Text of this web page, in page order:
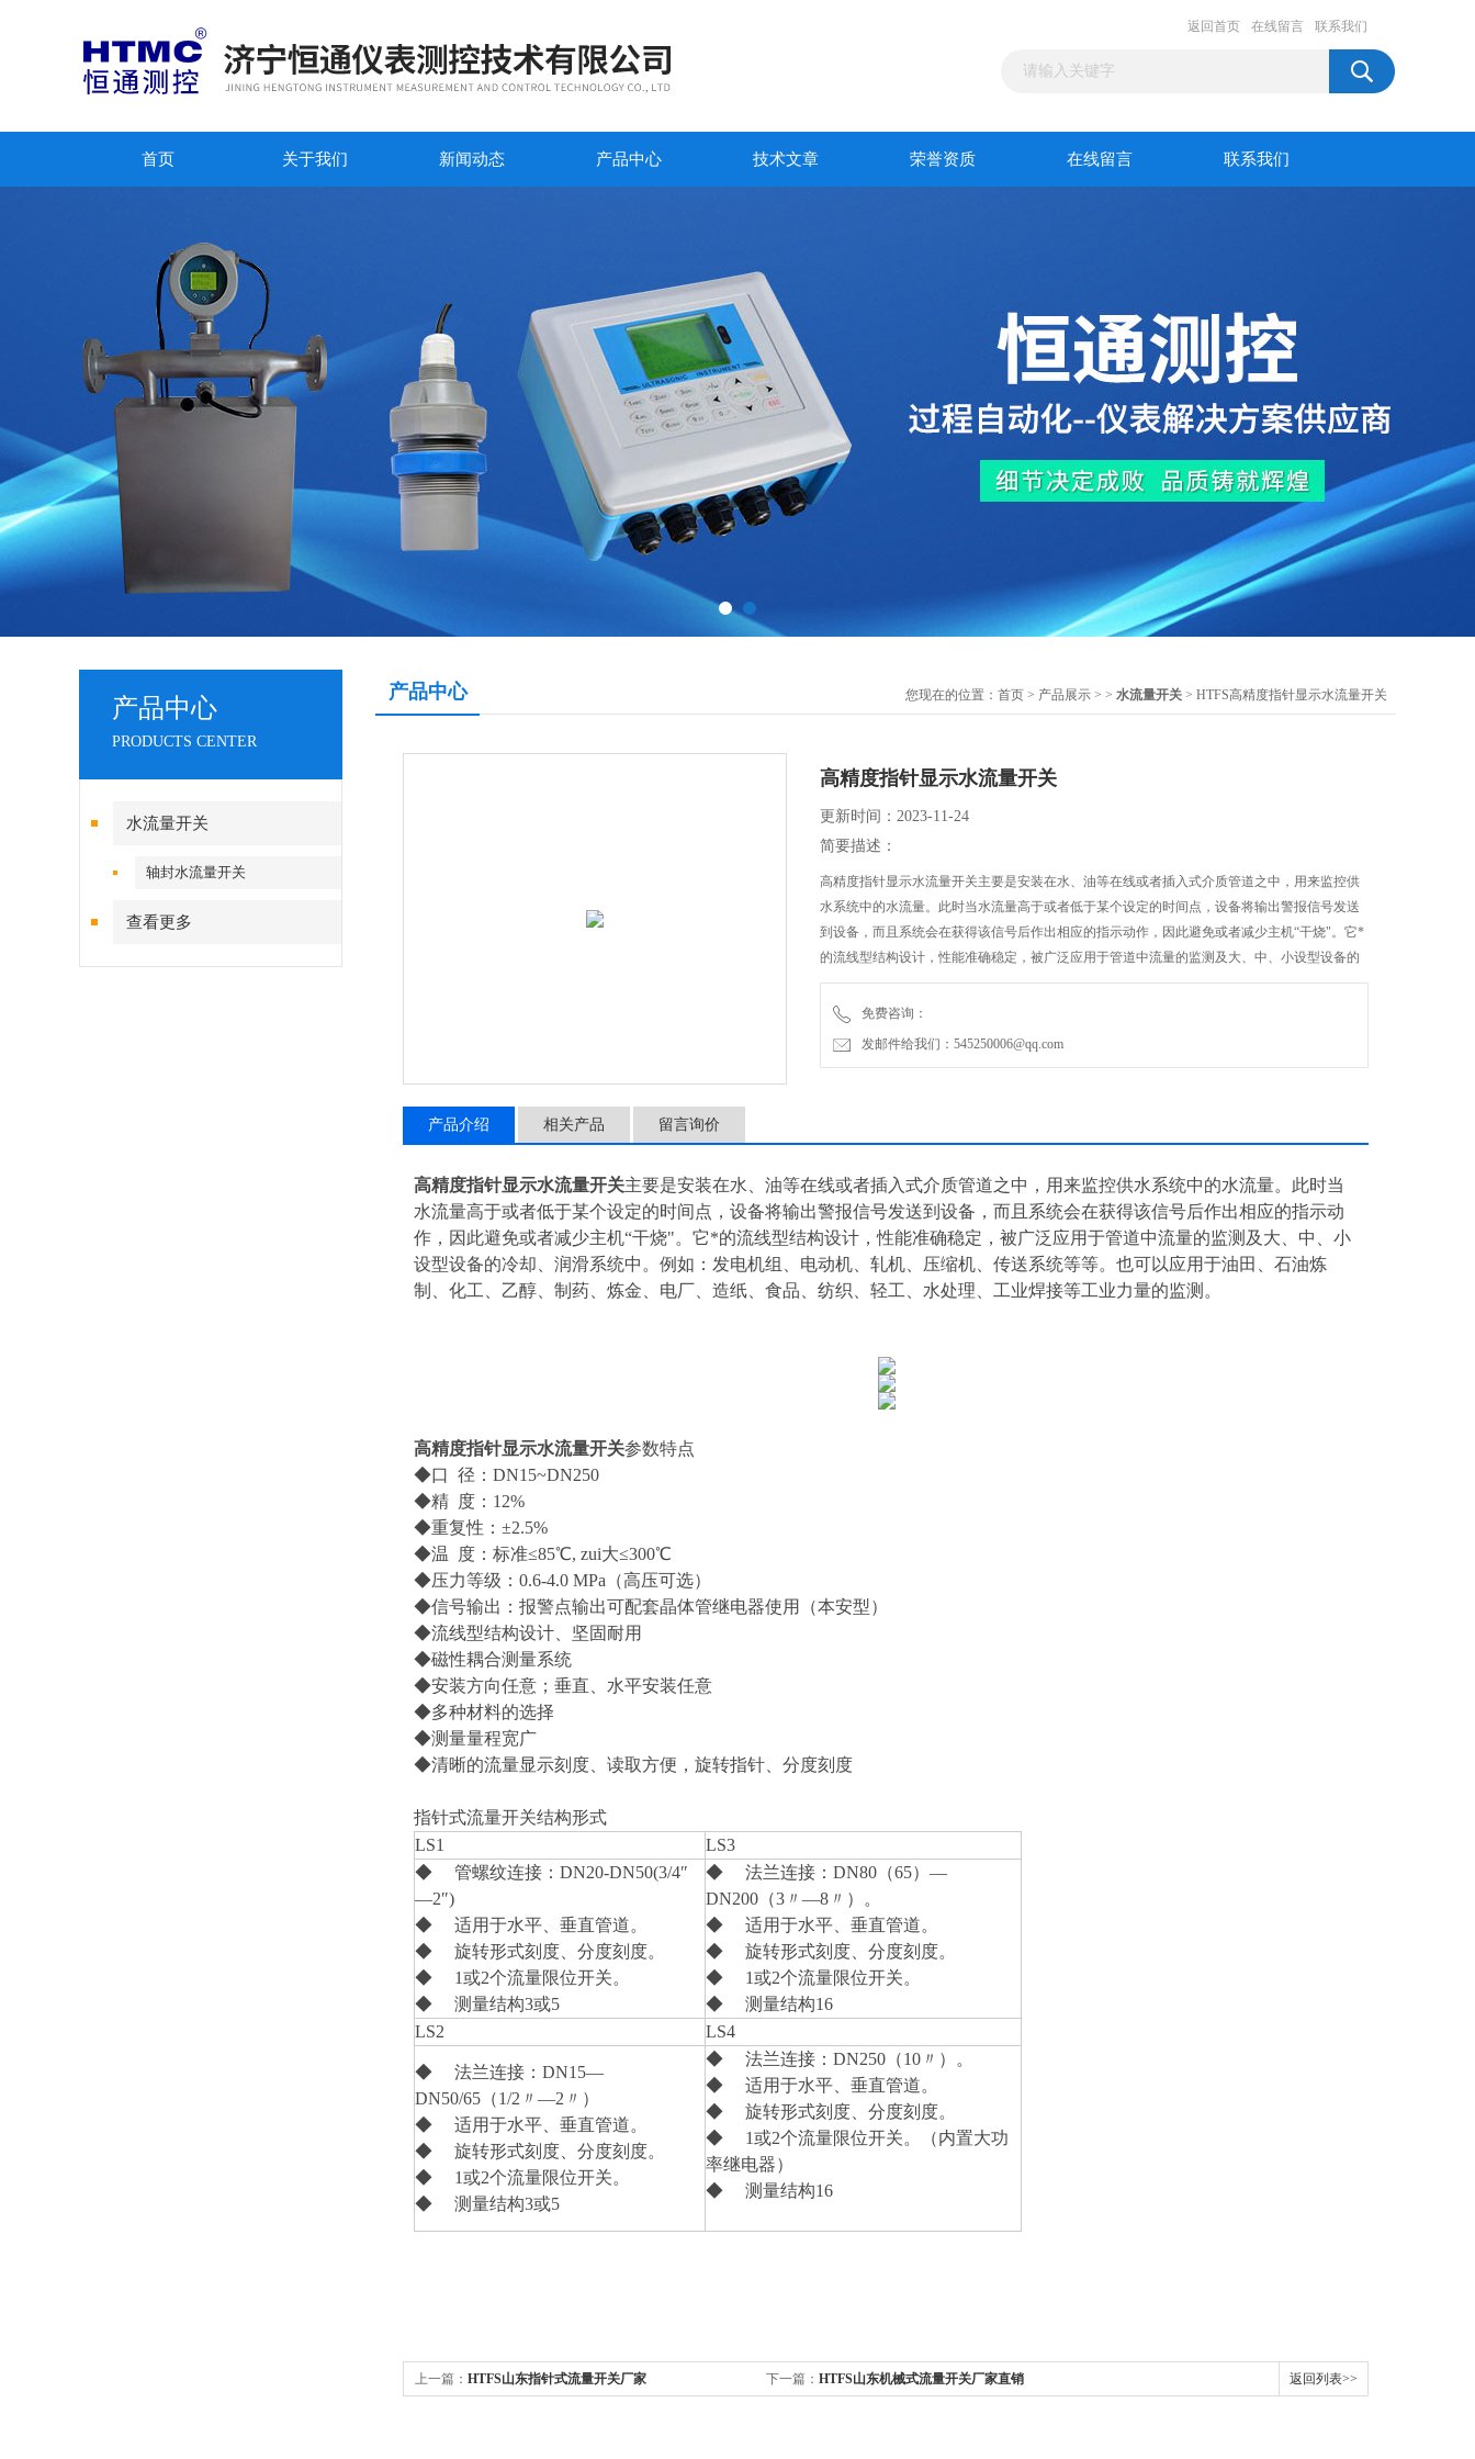
返回首页 在线留言 联系我们
首页 关于我们 新闻动态 产品中心 技术文章 荣誉资质 在线留言 联系我们
产品中心
PRODUCTS CENTER
水流量开关
轴封水流量开关
查看更多
产品中心 您现在的位置： 首页 > 产品展示 > > 水流量开关 > HTFS高精度指针显示水流量开关
高精度指针显示水流量开关
更新时间：2023-11-24
简要描述：
高精度指针显示水流量开关主要是安装在水、油等在线或者插入式介质管道之中，用来监控供
水系统中的水流量。此时当水流量高于或者低于某个设定的时间点，设备将输出警报信号发送
到设备，而且系统会在获得该信号后作出相应的指示动作，因此避免或者减少主机“干烧"。它*
的流线型结构设计，性能准确稳定，被广泛应用于管道中流量的监测及大、中、小设型设备的
冷却、润滑系统中。例如：发电机组、电动机、轧机、压缩机、传送系统等
免费咨询：
发邮件给我们：545250006@qq.com
产品介绍 相关产品 留言询价
高精度指针显示水流量开关主要是安装在水、油等在线或者插入式介质管道之中，用来监控供水系统中的水流量。此时当
水流量高于或者低于某个设定的时间点，设备将输出警报信号发送到设备，而且系统会在获得该信号后作出相应的指示动
作，因此避免或者减少主机“干烧"。它*的流线型结构设计，性能准确稳定，被广泛应用于管道中流量的监测及大、中、小
设型设备的冷却、润滑系统中。例如：发电机组、电动机、轧机、压缩机、传送系统等等。也可以应用于油田、石油炼
制、化工、乙醇、制药、炼金、电厂、造纸、食品、纺织、轻工、水处理、工业焊接等工业力量的监测。
高精度指针显示水流量开关参数特点
◆口 径：DN15~DN250
◆精 度：12%
◆重复性：±2.5%
◆温 度：标准≤85℃, zui大≤300℃
◆压力等级：0.6-4.0 MPa（高压可选）
◆信号输出：报警点输出可配套晶体管继电器使用（本安型）
◆流线型结构设计、坚固耐用
◆磁性耦合测量系统
◆安装方向任意；垂直、水平安装任意
◆多种材料的选择
◆测量量程宽广
◆清晰的流量显示刻度、读取方便，旋转指针、分度刻度
指针式流量开关结构形式
LS1
LS3
◆ 管螺纹连接：DN20-DN50(3/4″
—2″)
◆ 适用于水平、垂直管道。
◆ 旋转形式刻度、分度刻度。
◆ 1或2个流量限位开关。
◆ 测量结构3或5
◆ 法兰连接：DN80（65）—
DN200（3〃—8〃）。
◆ 适用于水平、垂直管道。
◆ 旋转形式刻度、分度刻度。
◆ 1或2个流量限位开关。
◆ 测量结构16
LS2
LS4
◆ 法兰连接：DN15—
DN50/65（1/2〃—2〃）
◆ 适用于水平、垂直管道。
◆ 旋转形式刻度、分度刻度。
◆ 1或2个流量限位开关。
◆ 测量结构3或5
◆ 法兰连接：DN250（10〃）。
◆ 适用于水平、垂直管道。
◆ 旋转形式刻度、分度刻度。
◆ 1或2个流量限位开关。（内置大功
率继电器）
◆ 测量结构16
上一篇： HTFS山东指针式流量开关厂家 下一篇： HTFS山东机械式流量开关厂家直销 返回列表>>